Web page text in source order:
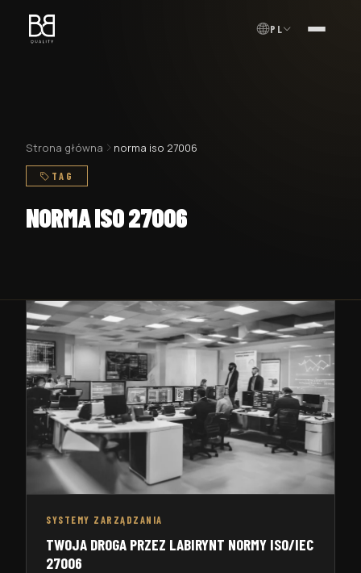
PL MENU
Strona główna norma iso 27006
TAG
NORMA ISO 27006
SYSTEMY ZARZĄDZANIA
TWOJA DROGA PRZEZ LABIRYNT NORMY ISO/IEC
27006